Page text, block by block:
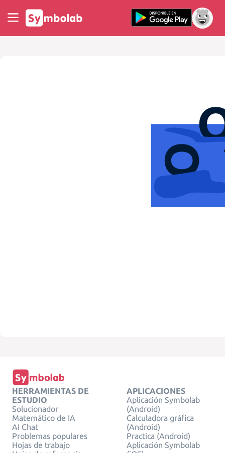
HERRAMIENTAS DE
ESTUDIO
Solucionador
Matemático de IA
AI Chat
Problemas populares
Hojas de trabajo
APLICACIONES
Aplicación Symbolab
(Android)
Calculadora gráfica
(Android)
Practica (Android)
Aplicación Symbolab